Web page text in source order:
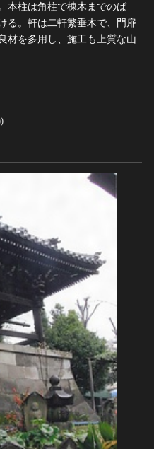
本柱は角柱で棟木までのば
る。軒は二軒繁垂木で、門扉
材を多用し、施工も上質な山